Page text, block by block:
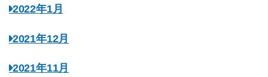
2022年1月
2021年12月
2021年11月